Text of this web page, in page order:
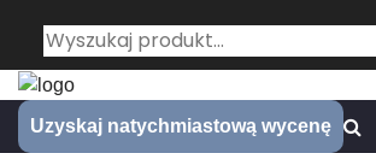
Uzyskaj natychmiastową wycenę